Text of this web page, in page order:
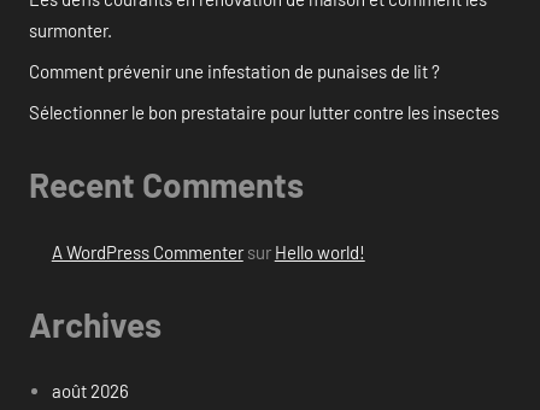
surmonter.
Comment prévenir une infestation de punaises de lit ?
Sélectionner le bon prestataire pour lutter contre les insectes
Recent Comments
A WordPress Commentersur Hello world!
Archives
août 2026